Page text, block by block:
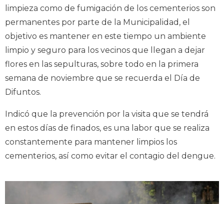
limpieza como de fumigación de los cementerios son
permanentes por parte de la Municipalidad, el
objetivo es mantener en este tiempo un ambiente
limpio y seguro para los vecinos que llegan a dejar
flores en las sepulturas, sobre todo en la primera
semana de noviembre que se recuerda el Día de
Difuntos.
Indicó que la prevención por la visita que se tendrá
en estos días de finados, es una labor que se realiza
constantemente para mantener limpios los
cementerios, así como evitar el contagio del dengue.